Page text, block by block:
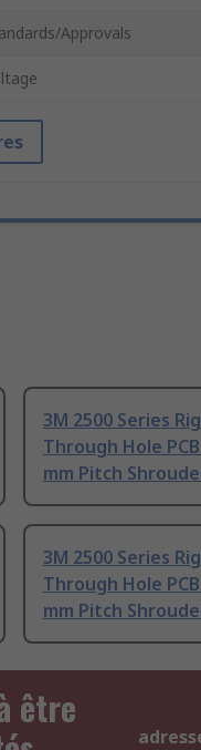
Approvals
3M 2500 Series
Through Hole
mm Pitch
3M 2500 Series
Through Hole
mm Pitch
être